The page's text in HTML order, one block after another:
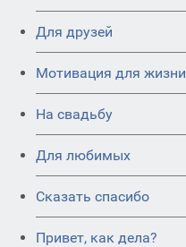
Для друзей
Мотивация для жизни
На свадьбу
Для любимых
Сказать спасибо
Привет, как дела?